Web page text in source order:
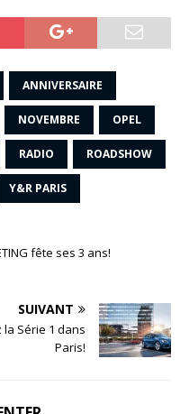
ANNIVERSAIRE
NOVEMBRE OPEL
RADIO ROADSHOW
Y&R PARIS
fête ses 3 ans!
SUIVANT
la Série 1 dans
Paris!